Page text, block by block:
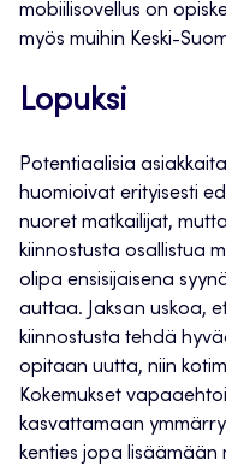
mobiilisovellus on
myös muihin Keski-
Lopuksi
Potentiaalisia
huomioivat erityisesti
nuoret matkailijat,
kiinnostusta osallistua
olipa ensisijaisena
auttaa. Jaksan uskoa,
kiinnostusta tehdä
opitaan uutta, niin
Kokemukset
kasvattamaan
kenties jopa lisäämään